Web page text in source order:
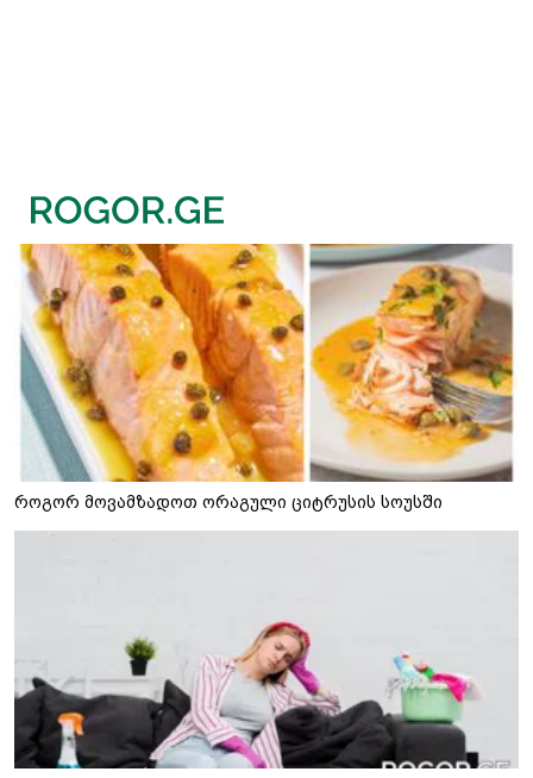
როგორ მოვამზადოთ ორაგული ციტრუსის სოუსში